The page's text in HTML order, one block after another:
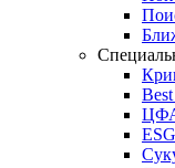
Облигации
Поиски